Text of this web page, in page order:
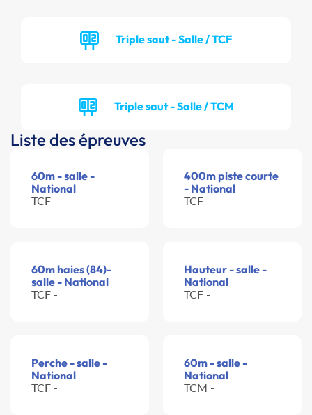
Triple saut - Salle / TCF
Triple saut - Salle / TCM
Liste des épreuves
60m - salle -
National
TCF -
400m piste courte
- National
TCF -
60m haies (84)-
salle - National
TCF -
Hauteur - salle -
National
TCF -
Perche - salle -
National
TCF -
60m - salle -
National
TCM -